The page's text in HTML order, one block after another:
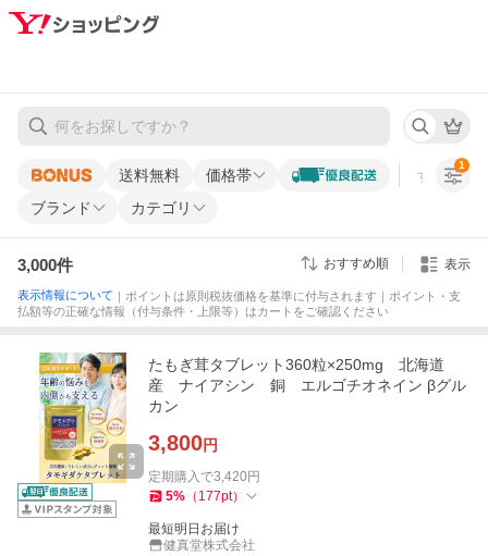
送料無料 価格帯 すべての条
ブランド カテゴリ
1
3,000件 おすすめ順 表示
表示情報について ｜ポイントは原則税抜価格を基準に付与されます｜ポイント・支
払額等の正確な情報（付与条件・上限等）はカートをご確認ください
たもぎ茸タブレット360粒×250mg 北海道
産 ナイアシン 銅 エルゴチオネイン βグル
カン
3,800円
定期購入で3,420 円
5% （ 177pt）
最短明日お届け
健真堂株式会社